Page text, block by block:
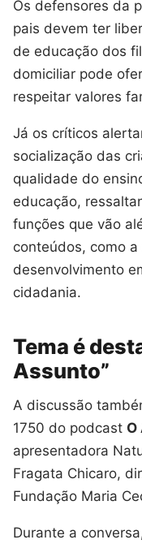
Os defensores da
pais devem ter
de educação dos
domiciliar pode
respeitar valores
Já os críticos
socialização das
qualidade do
educação,
funções que vão
conteúdos, como
desenvolvimento
cidadania.
Tema é
Assunto”
A discussão
1750 do podcast
apresentadora
Fragata Chicaro,
Fundação Maria
Durante a